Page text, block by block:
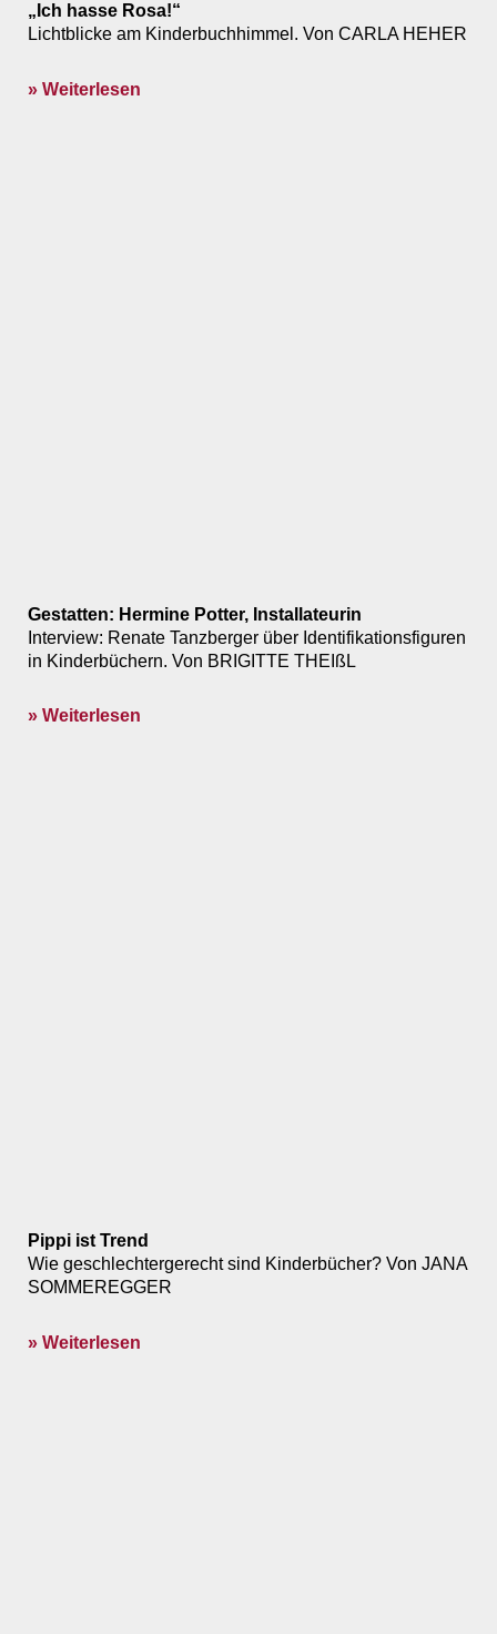
„Ich hasse Rosa!“
Lichtblicke am Kinderbuchhimmel. Von CARLA HEHER
» Weiterlesen
Gestatten: Hermine Potter, Installateurin
Interview: Renate Tanzberger über Identifikationsfiguren
in Kinderbüchern. Von BRIGITTE THEIßL
» Weiterlesen
Pippi ist Trend
Wie geschlechtergerecht sind Kinderbücher? Von JANA
SOMMEREGGER
» Weiterlesen